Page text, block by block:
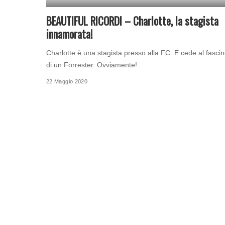
BEAUTIFUL RICORDI – Charlotte, la stagista
innamorata!
Charlotte è una stagista presso alla FC. E cede al
di un Forrester. Ovviamente!
22 Maggio 2020